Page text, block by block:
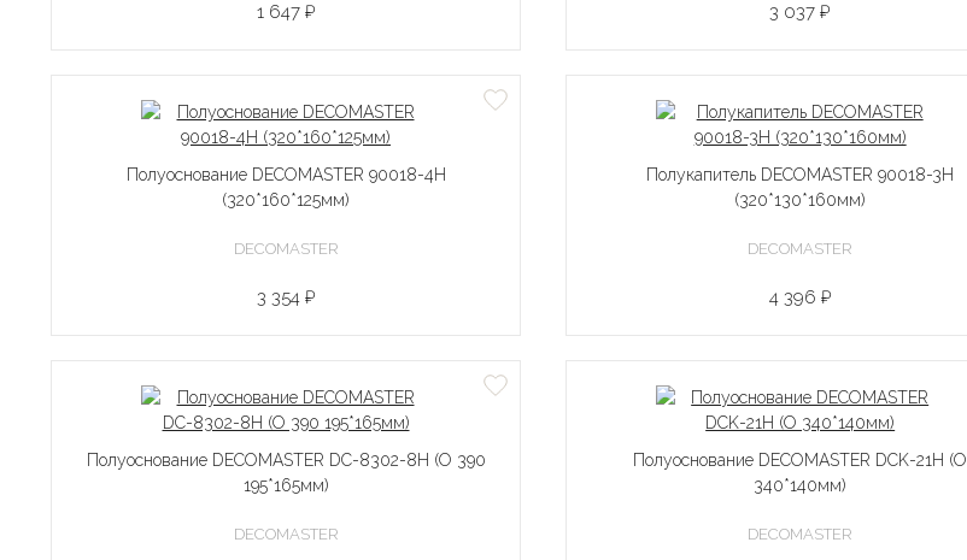
1 647 ₽ 3 037 ₽
Полуоснование DECOMASTER 90018-4H
(320*160*125мм)
DECOMASTER
3 354 ₽
Полукапитель DECOMASTER 90018-3H
(320*130*160мм)
DECOMASTER
4 396 ₽
Полуоснование DECOMASTER DC-8302-8H (O 390
195*165мм)
DECOMASTER
Полуоснование DECOMASTER DCK-21H (O
340*140мм)
DECOMASTER